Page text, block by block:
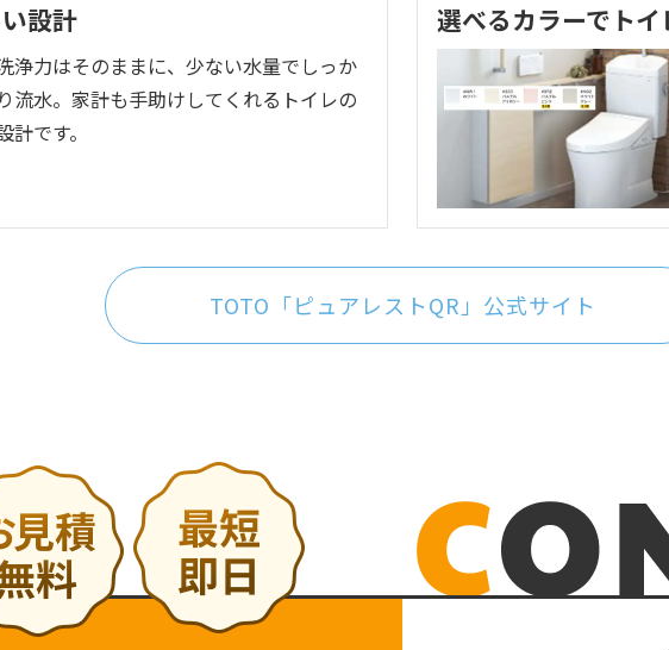
設計
浄力はそのままに、少ない水量でしっか
り流水。家計も手助けしてくれるトイレの
計です。
選べるカラーでト
TOTO「ピュアレストQR」公式サイト